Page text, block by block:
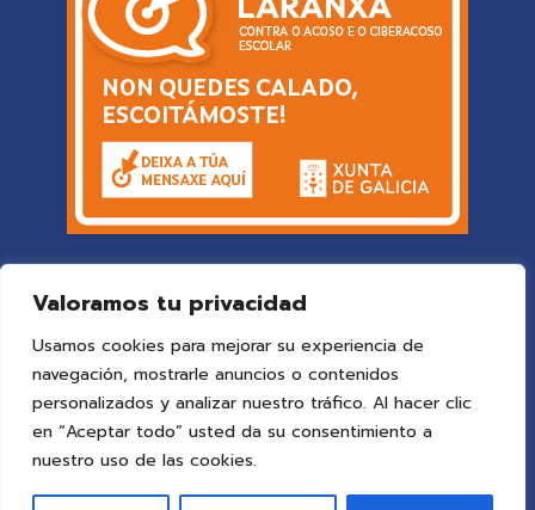
Valoramos tu privacidad
Usamos cookies para mejorar su experiencia de
navegación, mostrarle anuncios o contenidos
personalizados y analizar nuestro tráfico. Al hacer clic
en “Aceptar todo” usted da su consentimiento a
nuestro uso de las cookies.
© 2025 Colegio Vigoby ideaspropias publicidad&web
Todos los derechos reservados.